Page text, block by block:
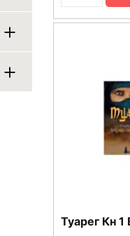
Туарег Кн 1